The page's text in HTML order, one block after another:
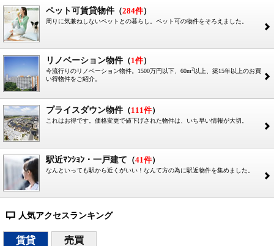
ペット可賃貸物件（284件）
周りに気兼ねしないペットとの暮らし。ペット可の物件をそろえました。
2
リノベーション物件（1件）
今流行りのリノベーション物件。1500万円以下、60m2 以上、築15年以上のお買
い得物件をご紹介。
2
プライスダウン物件（111件）
これはお得です。価格変更で値下げされた物件は、いち早い情報が大切。
2
駅近ﾏﾝｼｮﾝ・一戸建て （41件）
なんといっても駅から近くがいい！なんて方の為に駅近物件を集めました。
2
= 人気アクセスランキング
賃貸 売買